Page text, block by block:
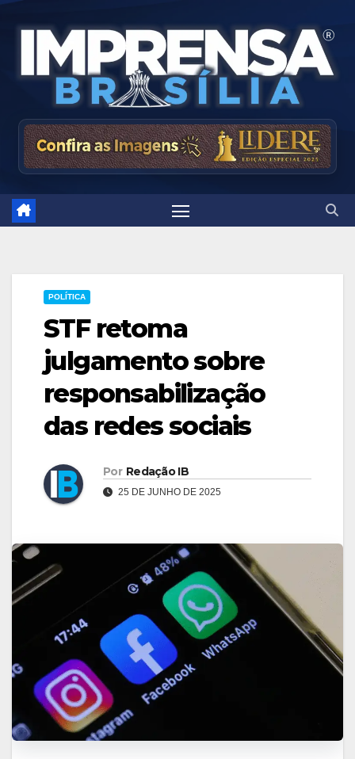
POLÍTICA
STF retoma
julgamento sobre
responsabilização
das redes sociais
Por Redação IB
25 DE JUNHO DE 2025